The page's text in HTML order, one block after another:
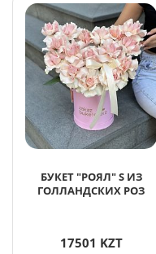
БУКЕТ "РОЯЛ" S ИЗ
ГОЛЛАНДСКИХ РОЗ
17501 KZT